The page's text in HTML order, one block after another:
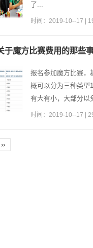
了...
时间：2019-10--17 |
于魔方比赛费用的那些
报名参加魔方比赛，
概可以分为三种类型
有大有小，大部分以
时间：2019-10--17 |
››